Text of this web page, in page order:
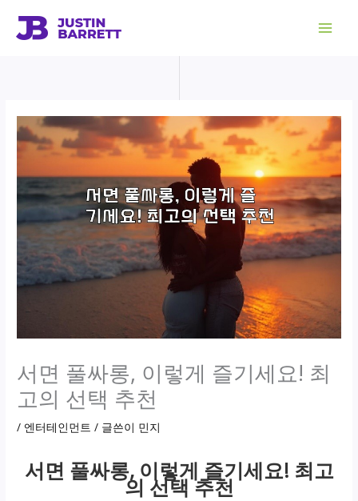
서면 풀싸롱, 이렇게 즐기세요! 최
고의 선택 추천
/ 엔터테인먼트 / 글쓴이 민지
서면 풀싸롱, 이렇게 즐기세요! 최고
의 선택 추천